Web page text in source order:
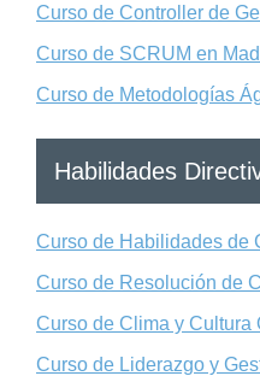
Curso de Controller de
Curso de SCRUM en
Curso de Metodologías
Habilidades
Curso de Habilidades de
Curso de Resolución de
Curso de Clima y Cultura
Curso de Liderazgo y